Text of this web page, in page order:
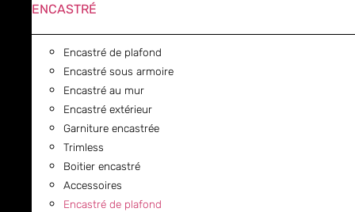
ENCASTRÉ
Encastré de plafond
Encastré sous armoire
Encastré au mur
Encastré extérieur
Garniture encastrée
Trimless
Boitier encastré
Accessoires
Encastré de plafond